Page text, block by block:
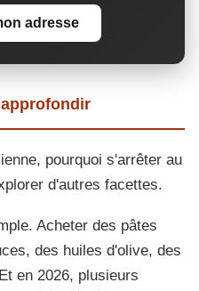
adresse
pourquoi s'arrêter au
d'autres facettes.
Acheter des pâtes
des huiles d'olive, des
en 2026, plusieurs